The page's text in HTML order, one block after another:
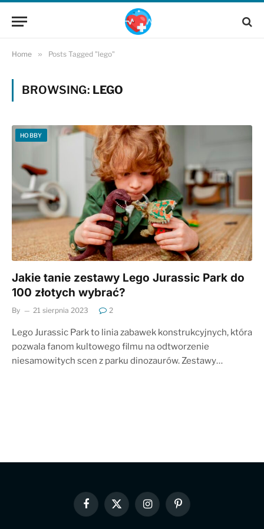
Home » Posts Tagged "lego"
BROWSING: LEGO
HOBBY
Jakie tanie zestawy Lego Jurassic Park do
100 złotych wybrać?
By 21 sierpnia 2023 2
Lego Jurassic Park to linia zabawek konstrukcyjnych, która
pozwala fanom kultowego filmu na odtworzenie
niesamowitych scen z parku dinozaurów. Zestawy…
Facebook
X
(Twitter)
InstagramPinterest